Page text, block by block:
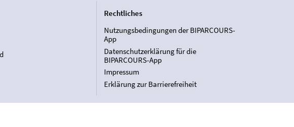
Rechtliches
Nutzungsbedingungen der BIPARCOURS-
App
Datenschutzerklärung für die
BIPARCOURS-App
Impressum
Erklärung zur Barrierefreiheit